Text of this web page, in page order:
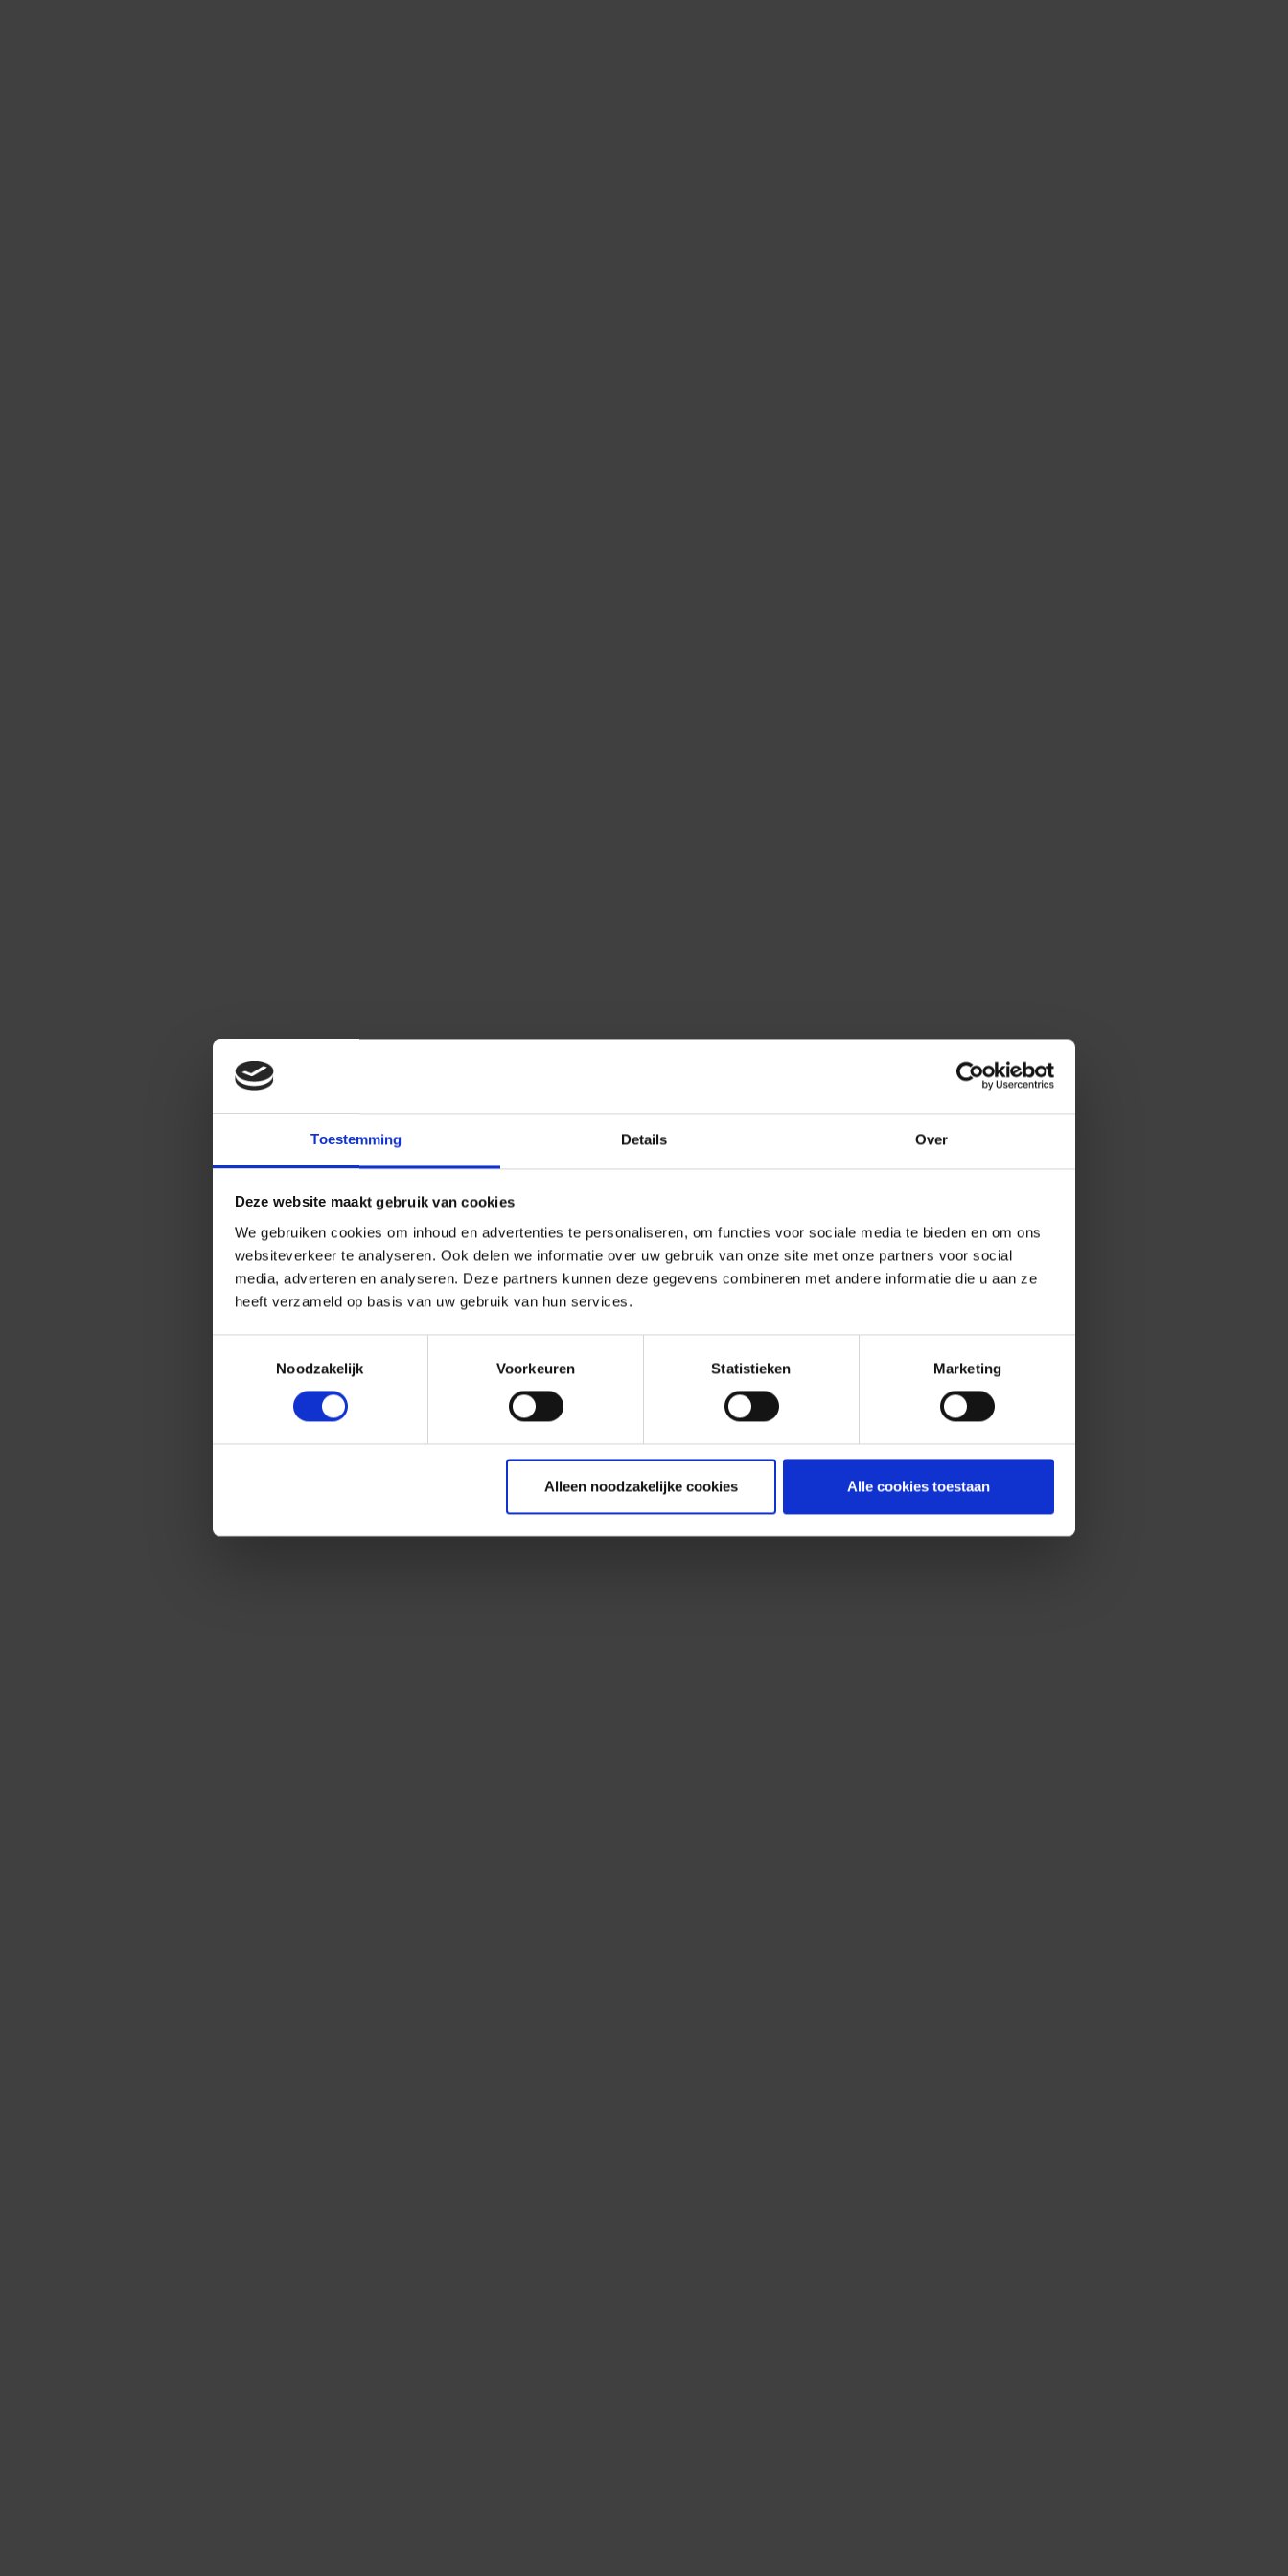
Toestemming Details Over
Deze website maakt gebruik van cookies
We gebruiken cookies om inhoud en advertenties te personaliseren, om functies voor sociale media te bieden en om ons
websiteverkeer te analyseren. Ook delen we informatie over uw gebruik van onze site met onze partners voor social
media, adverteren en analyseren. Deze partners kunnen deze gegevens combineren met andere informatie die u aan ze
heeft verzameld op basis van uw gebruik van hun services.
Noodzakelijk
Voorkeuren Statistieken Marketing
Alleen noodzakelijke cookies Alle cookies toestaan